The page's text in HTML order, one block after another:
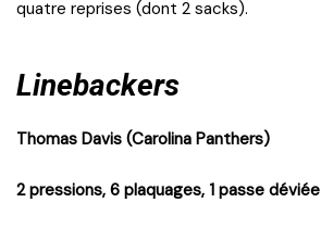
quatre reprises (dont 2 sacks).
Linebackers
Thomas Davis (Carolina Panthers)
2 pressions, 6 plaquages, 1 passe déviée